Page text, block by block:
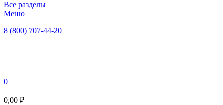
Все разделы
Меню
8 (800) 707-44-20
0
0,00 ₽